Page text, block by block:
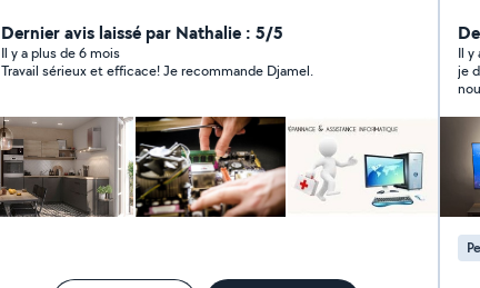
Caméra de surveillance Je peux aussi vous aider dans
tout autre service - Montage et démontage tout type
de meuble - Installation cuisine équipée sur mesure
Dernier avis laissé par Nathalie : 5/5
Il y a plus de 6 mois
Travail sérieux et efficace! Je recommande Djamel.
Il y
je